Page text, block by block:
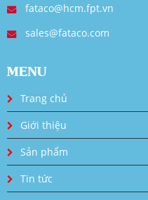
fataco@hcm.fpt.vn
sales@fataco.com
MENU
Trang chủ
Giới thiệu
Sản phẩm
Tin tức